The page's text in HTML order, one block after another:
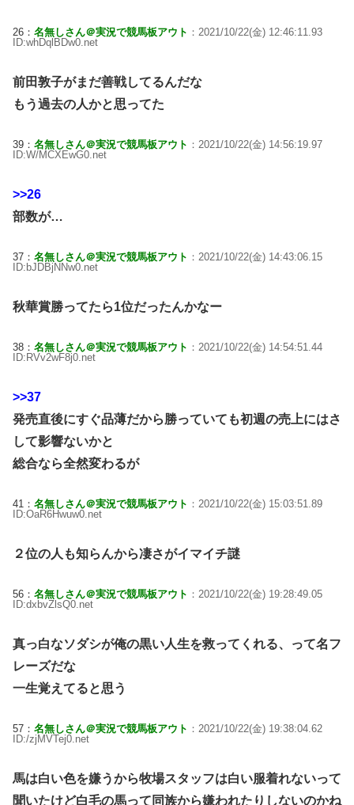
26： 名無しさん＠実況で競馬板アウト ：2021/10/22(金) 12:46:11.93
ID:whDqlBDw0.net
前田敦子がまだ善戦してるんだな
もう過去の人かと思ってた
39： 名無しさん＠実況で競馬板アウト ：2021/10/22(金) 14:56:19.97
ID:W/MCXEwG0.net
>>26
部数が…
37： 名無しさん＠実況で競馬板アウト ：2021/10/22(金) 14:43:06.15
ID:bJDBjNNw0.net
秋華賞勝ってたら1位だったんかなー
38： 名無しさん＠実況で競馬板アウト ：2021/10/22(金) 14:54:51.44
ID:RVv2wF8j0.net
>>37
発売直後にすぐ品薄だから勝っていても初週の売上にはさ
して影響ないかと
総合なら全然変わるが
41： 名無しさん＠実況で競馬板アウト ：2021/10/22(金) 15:03:51.89
ID:OaR6Hwuw0.net
２位の人も知らんから凄さがイマイチ謎
56： 名無しさん＠実況で競馬板アウト ：2021/10/22(金) 19:28:49.05
ID:dxbvZlsQ0.net
真っ白なソダシが俺の黒い人生を救ってくれる、って名フ
レーズだな
一生覚えてると思う
57： 名無しさん＠実況で競馬板アウト ：2021/10/22(金) 19:38:04.62
ID:/zjMVTej0.net
馬は白い色を嫌うから牧場スタッフは白い服着れないって
聞いたけど白毛の馬って同族から嫌われたりしないのかね